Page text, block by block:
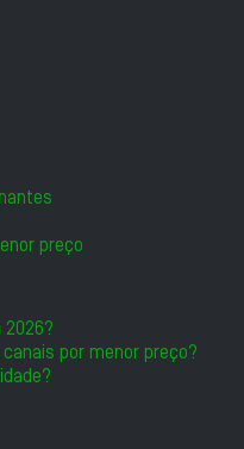
preço
2026?
por menor preço?